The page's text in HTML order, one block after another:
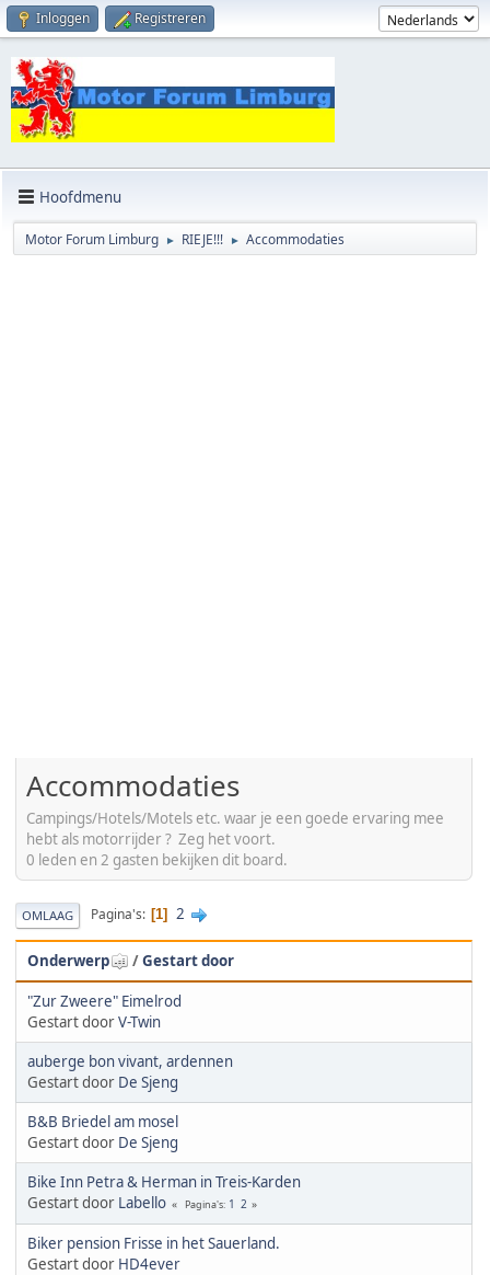
Inloggen Registreren
Hoofdmenu
Motor Forum Limburg ► RIEJE!!! ► Accommodaties
Accommodaties
Campings/Hotels/Motels etc. waar je een goede ervaring mee
hebt als motorrijder ? Zeg het voort.
0 leden en 2 gasten bekijken dit board.
OMLAAG Pagina's 1 2
Onderwerp /Gestart door
"Zur Zweere" Eimelrod
Gestart doorV-Twin
auberge bon vivant, ardennen
Gestart door De Sjeng
B&B Briedel am mosel
Gestart door De Sjeng
Bike Inn Petra & Herman in Treis-Karden
Gestart door Labello Pagina's 1 2
Biker pension Frisse in het Sauerland.
Gestart door HD4ever